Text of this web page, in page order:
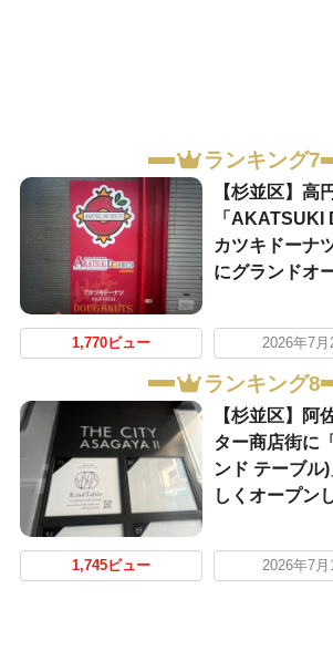
ランキング7
【杉並区】高
「AKATSUKI
カツキドーナ
にグランドオ
1,770ビュー 2026年7
ランキング8
【杉並区】阿
ター商店街に
ンド テーブル
しくオープン
1,745ビュー 2026年7